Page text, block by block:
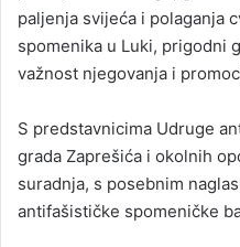
paljenja svijeća i polaganja
spomenika u Luki, prigodni
važnost njegovanja i
S predstavnicima Udruge
grada Zaprešića i okolnih
suradnja, s posebnim
antifašističke spomeničke